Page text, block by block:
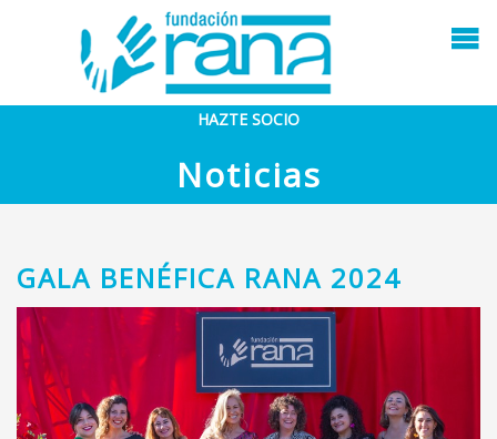
HAZTE SOCIO
Noticias
GALA BENÉFICA RANA 2024